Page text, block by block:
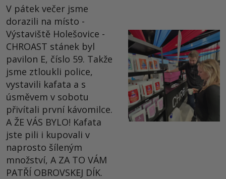
V pátek večer jsme
dorazili na místo -
Výstaviště Holešovice -
CHROAST stánek byl
pavilon E, číslo 59. Takže
jsme ztloukli police,
vystavili kafata a s
úsměvem v sobotu
přivítali první kávomilce.
A ŽE VÁS BYLO! Kafata
jste pili i kupovali v
naprosto šíleným
množství, A ZA TO VÁM
PATŘÍ OBROVSKEJ DÍK.